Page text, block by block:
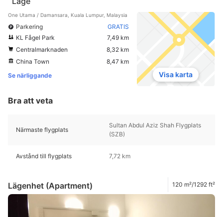
One Utama / Damansara, Kuala Lumpur, Malaysia
Parkering
GRATIS
KL Fågel Park
7,49 km
Centralmarknaden
8,32 km
China Town
8,47 km
Se närliggande
Visa karta
Bra att veta
Närmaste flygplats
Sultan Abdul Aziz Shah Flygplats
(SZB)
Avstånd till flygplats 7,72 km
Lägenhet (Apartment) 120 m²/1292 ft²